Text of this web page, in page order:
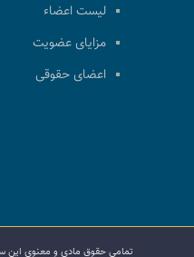
لیست اعضاء
مزایای عضویت
اعضای حقوقی
تمامی حقوق مادی و معنوی این